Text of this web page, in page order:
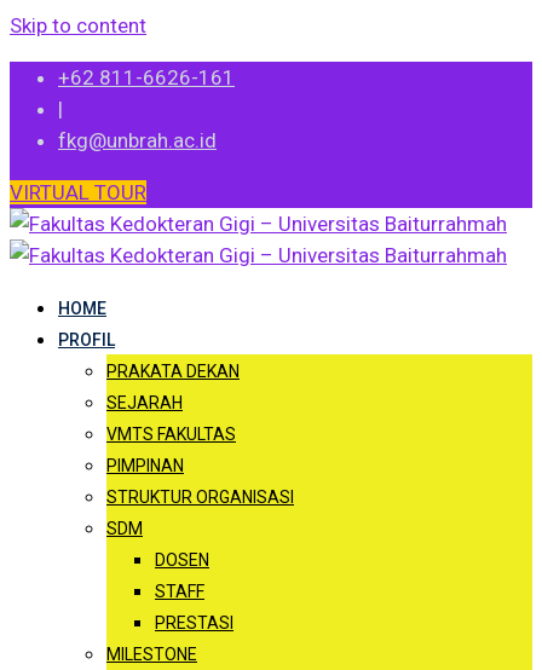
Skip to content
+62 811-6626-161
|
fkg@unbrah.ac.id
VIRTUAL TOUR
HOME
PROFIL
PRAKATA DEKAN
SEJARAH
VMTS FAKULTAS
PIMPINAN
STRUKTUR ORGANISASI
SDM
DOSEN
STAFF
PRESTASI
MILESTONE